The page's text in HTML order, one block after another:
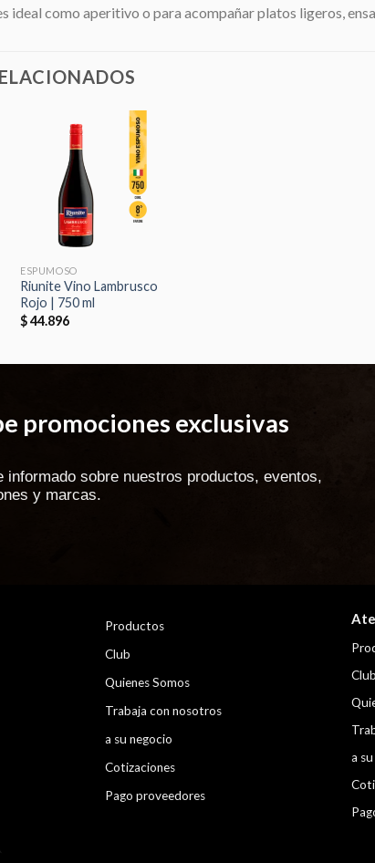
ideal como aperitivo o para acompañar platos ligeros,
Añadir
a la
lista de
deseos
ESPUMOSO
Riunite Vino Lambrusco
Rojo | 750 ml
$44.896
promociones exclusivas
informado sobre nuestros productos, eventos,
y marcas.
Productos
Club
Quienes Somos
Trabaja con nosotros
a su negocio
Cotizaciones
Pago proveedores
Club
a